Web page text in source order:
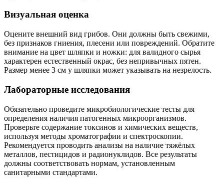
Визуальная оценка
Оцените внешний вид грибов. Они должны быть свежими,
без признаков гниения, плесени или повреждений. Обратите
внимание на цвет шляпки и ножки: для валидного сырья
характерен естественный окрас, без непривычных пятен.
Размер менее 3 см у шляпки может указывать на незрелость.
Лабораторные исследования
Обязательно проведите микробиологические тесты для
определения наличия патогенных микроорганизмов.
Проверьте содержание токсинов и химических веществ,
используя методы хроматографии и спектроскопии.
Рекомендуется проводить анализы на наличие тяжёлых
металлов, пестицидов и радионуклидов. Все результаты
должны соответствовать нормам, установленным
санитарными стандартами.